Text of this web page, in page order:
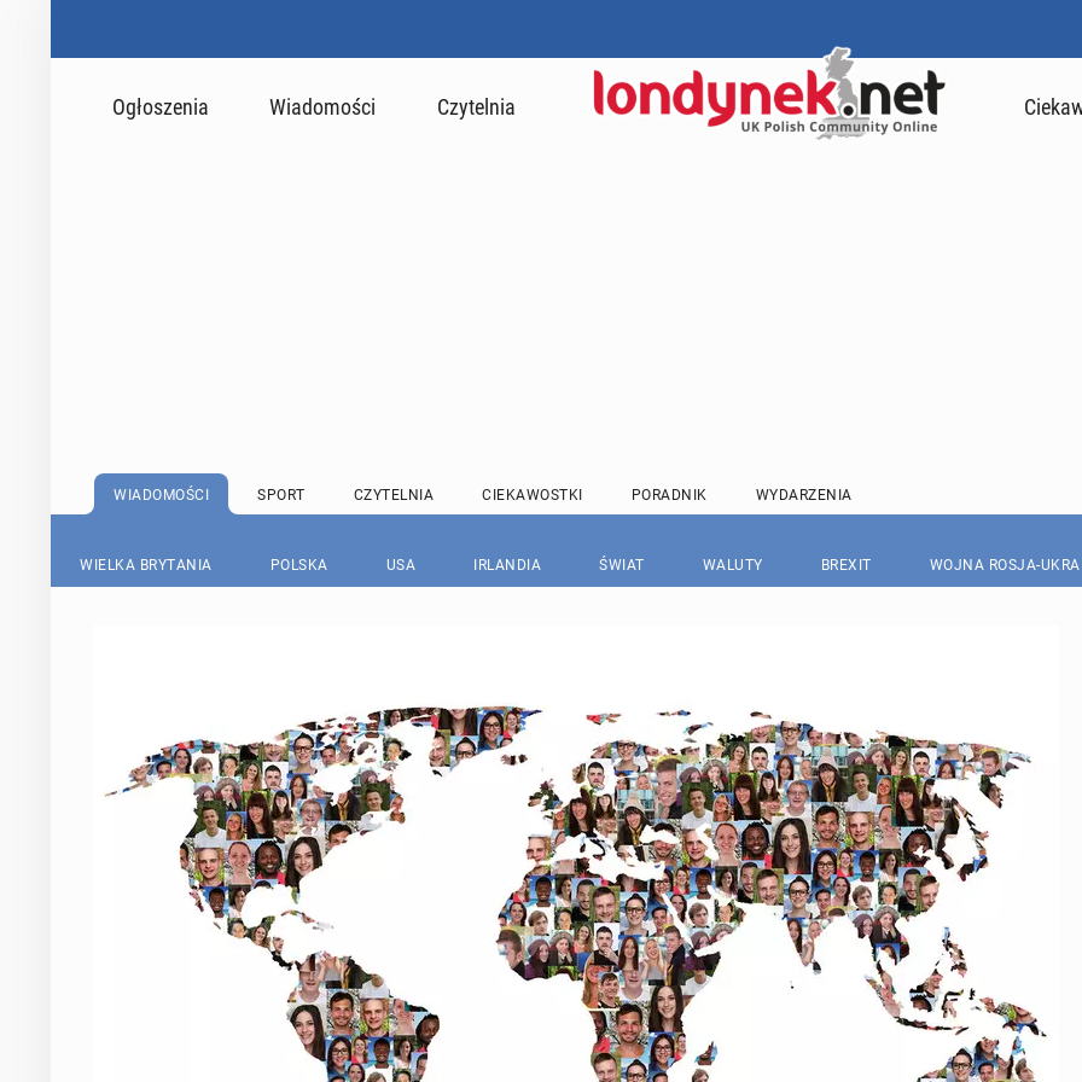
Ogłoszenia Wiadomości Czytelnia
WIADOMOŚCI SPORT CZYTELNIA CIEKAWOSTKI PORADNIK WYDARZENIA
WIELKA BRYTANIA POLSKA USA IRLANDIA ŚWIAT WALUTY BREXIT WOJNA ROSJA-